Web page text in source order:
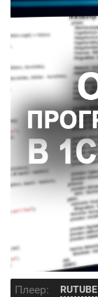
Плеер: RUTUBE